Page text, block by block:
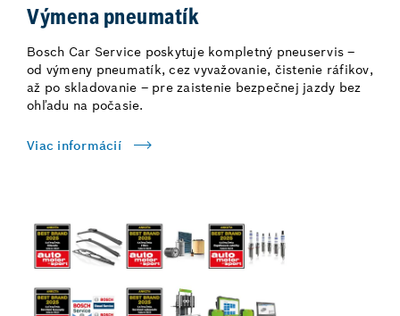
Výmena pneumatík
Bosch Car Service poskytuje kompletný pneuservis –
od výmeny pneumatík, cez vyvažovanie, čistenie ráfikov,
až po skladovanie – pre zaistenie bezpečnej jazdy bez
ohľadu na počasie.
Viac informácií